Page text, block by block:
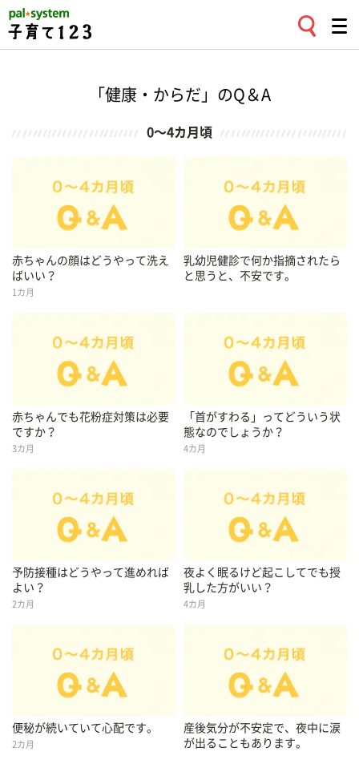
「健康・からだ」のQ＆A
0〜4カ月頃
赤ちゃんの顔はどうやって洗え
ばいい？
1カ月
乳幼児健診で何か指摘されたら
と思うと、不安です。
赤ちゃんでも花粉症対策は必要
ですか？
3カ月
「首がすわる」ってどういう状
態なのでしょうか？
4カ月
予防接種はどうやって進めれば
よい？
2カ月
夜よく眠るけど起こしてでも授
乳した方がいい？
4カ月
便秘が続いていて心配です。
2カ月
産後気分が不安定で、夜中に涙
が出ることもあります。